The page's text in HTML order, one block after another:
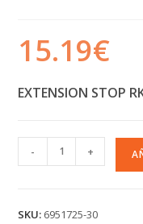
15.19€
EXTENSION STOP
- +
SKU: 6951725-30